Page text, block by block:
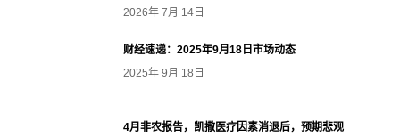
2026年 7月 14日
财经速递：2025年9月18日市场动态
2025年 9月 18日
4月非农报告，凯撒医疗因素消退后，预期悲观